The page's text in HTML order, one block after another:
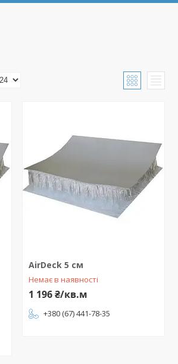
AirDeck 5 см
Немає в наявності
1 196 ₴/кв.м
+380 (67) 441-78-35